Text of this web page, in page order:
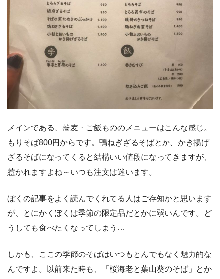
メインである、蕎麦・ご飯もののメニューはこんな感じ。
もりそば800円からです。鴨ねぎざるそばとか、かき揚げ
ざるそばになってくると結構いい値段になってきますが、
惹かれますよね～いつも注文は迷います。
ぼくの記事をよく読んでくれてる人はご存知かと思います
が、とにかくぼくは季節の限定品だとかに弱いんです。ど
うしても食べたくなってしまう…
しかも、ここの季節のそばはいつもとんでもなく魅力的な
んですよ。以前来た時も、「桜海老と葉山葵のそば」とか